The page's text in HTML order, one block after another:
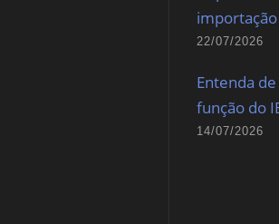
22/07/2026
Entenda
função do
14/07/2026